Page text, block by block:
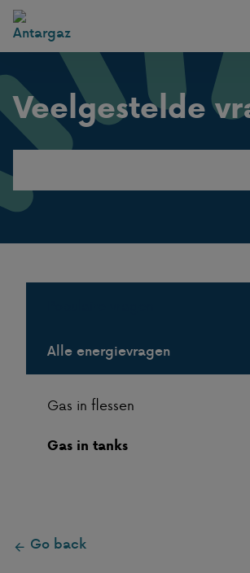
Veelgestelde
this
website
Alle energievragen
Gas in flessen
Gas in tanks
Go back